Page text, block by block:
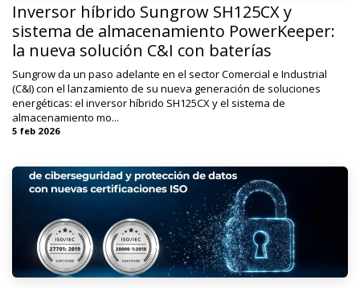
Inversor híbrido Sungrow SH125CX y
sistema de almacenamiento PowerKeeper:
la nueva solución C&I con baterías
Sungrow da un paso adelante en el sector Comercial e Industrial
(C&I) con el lanzamiento de su nueva generación de soluciones
energéticas: el inversor híbrido SH125CX y el sistema de
almacenamiento mo...
5 feb 2026